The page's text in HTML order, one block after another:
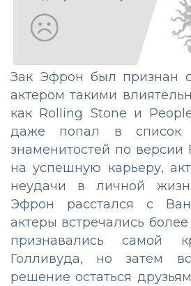
Зак Эфрон был признан
актером такими
как Rolling Stone и
даже попал в список
знаменитостей по версии
на успешную карьеру,
неудачи в личной
Эфрон расстался с
актеры встречались
признавались самой
Голливуда, но затем
решение остаться